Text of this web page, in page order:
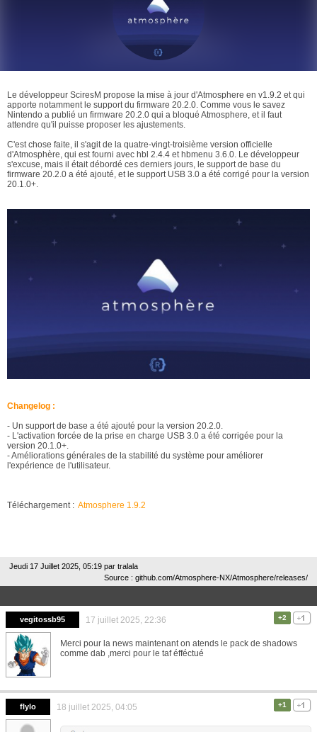
Le développeur SciresM propose la mise à jour d'Atmosphere en v1.9.2 et qui
apporte notamment le support du firmware 20.2.0. Comme vous le savez
Nintendo a publié un firmware 20.2.0 qui a bloqué Atmosphere, et il faut
attendre qu'il puisse proposer les ajustements.
C'est chose faite, il s'agit de la quatre-vingt-troisième version officielle
d'Atmosphère, qui est fourni avec hbl 2.4.4 et hbmenu 3.6.0. Le développeur
s'excuse, mais il était débordé ces derniers jours, le support de base du
firmware 20.2.0 a été ajouté, et le support USB 3.0 a été corrigé pour la version
20.1.0+.
Changelog :
- Un support de base a été ajouté pour la version 20.2.0.
- L'activation forcée de la prise en charge USB 3.0 a été corrigée pour la
version 20.1.0+.
- Améliorations générales de la stabilité du système pour améliorer
l'expérience de l'utilisateur.
Téléchargement : Atmosphere 1.9.2
Jeudi 17 Juillet 2025, 05:19 par tralala
Source : github.com/Atmosphere-NX/Atmosphere/releases/
vegitossb95 17 juillet 2025, 22:36 +2
Merci pour la news maintenant on atends le pack de shadows
comme dab ,merci pour le taf éfféctué
flylo 18 juillet 2025, 04:05 +1